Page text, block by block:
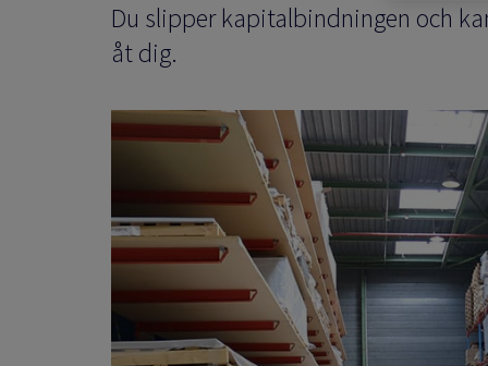
Du slipper kapitalbindningen och
åt dig.